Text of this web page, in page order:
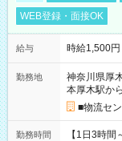
WEB登録・面接OK
給与 時給1,500
勤務地
神奈川県厚
本厚木駅か
■物流セ
勤務時間
【1日3時